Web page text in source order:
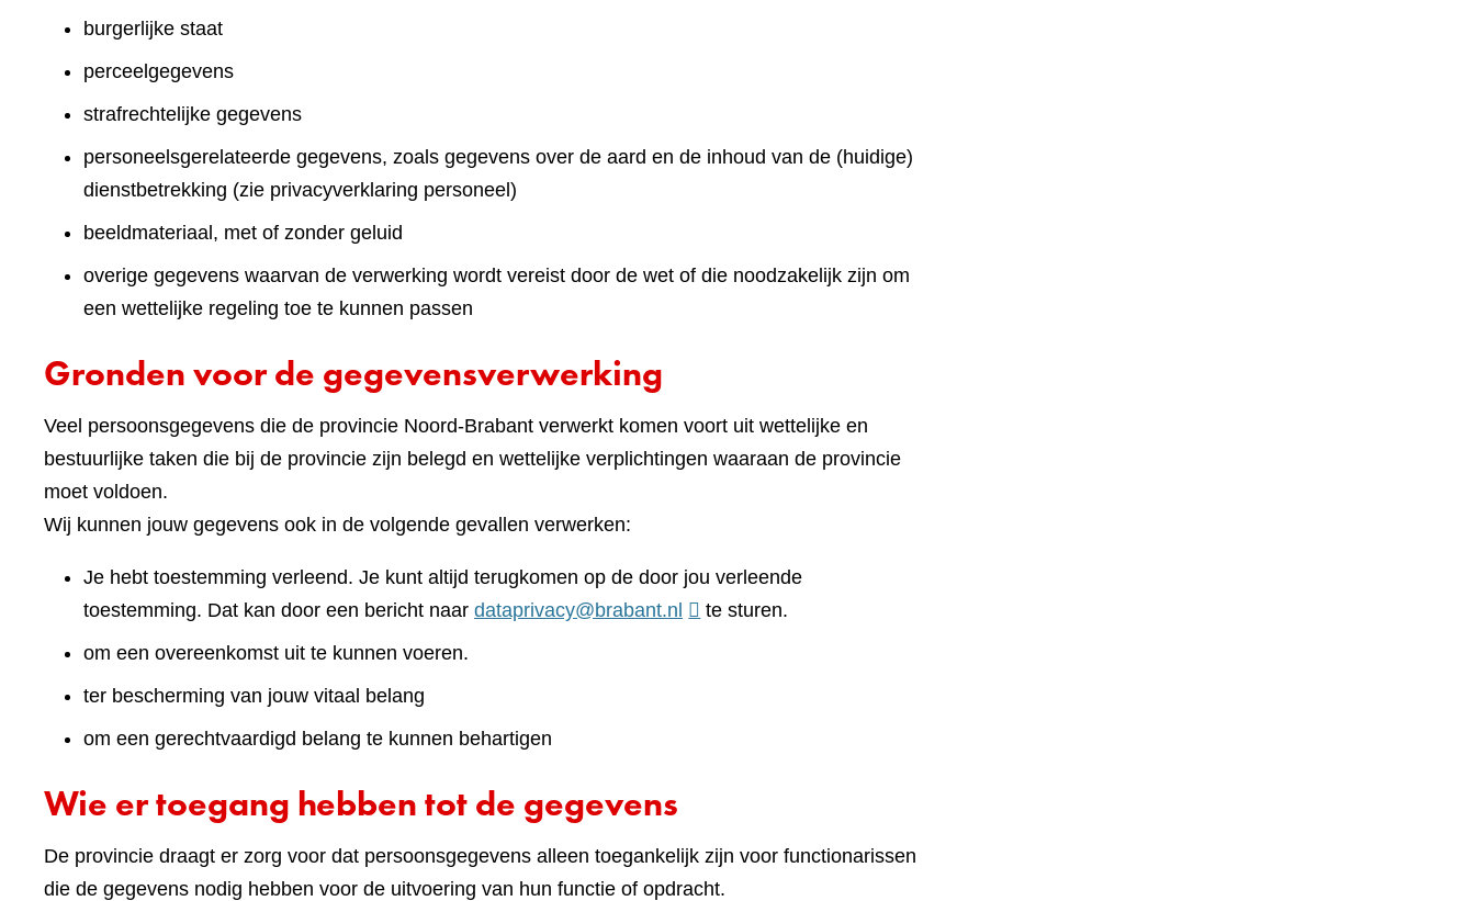
burgerlijke staat
perceelgegevens
strafrechtelijke gegevens
personeelsgerelateerde gegevens, zoals gegevens over de aard en de inhoud van de (huidige)
dienstbetrekking (zie privacyverklaring personeel)
beeldmateriaal, met of zonder geluid
overige gegevens waarvan de verwerking wordt vereist door de wet of die noodzakelijk zijn om
een wettelijke regeling toe te kunnen passen
Gronden voor de gegevensverwerking
Veel persoonsgegevens die de provincie Noord-Brabant verwerkt komen voort uit wettelijke en
bestuurlijke taken die bij de provincie zijn belegd en wettelijke verplichtingen waaraan de provincie
moet voldoen.
Wij kunnen jouw gegevens ook in de volgende gevallen verwerken:
Je hebt toestemming verleend. Je kunt altijd terugkomen op de door jou verleende
toestemming. Dat kan door een bericht naar dataprivacy@brabant.nl
te sturen.
om een overeenkomst uit te kunnen voeren.
ter bescherming van jouw vitaal belang
om een gerechtvaardigd belang te kunnen behartigen
Wie er toegang hebben tot de gegevens
De provincie draagt er zorg voor dat persoonsgegevens alleen toegankelijk zijn voor functionarissen
die de gegevens nodig hebben voor de uitvoering van hun functie of opdracht.